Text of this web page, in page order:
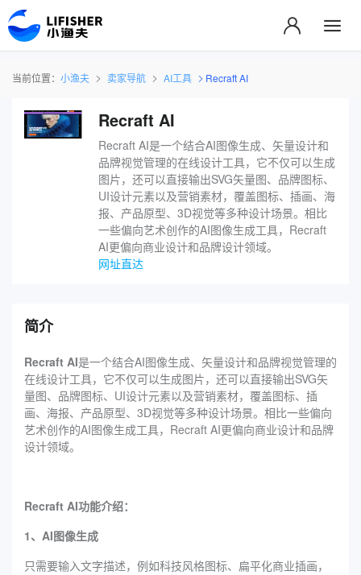
当前位置： 小渔夫 卖家导航 AI工具 Recraft AI
Recraft AI
Recraft AI是一个结合AI图像生成、矢量设计和
品牌视觉管理的在线设计工具，它不仅可以生成
图片，还可以直接输出SVG矢量图、品牌图标、
UI设计元素以及营销素材，覆盖图标、插画、海
报、产品原型、3D视觉等多种设计场景。相比
一些偏向艺术创作的AI图像生成工具，Recraft
AI更偏向商业设计和品牌设计领域。
网址直达
简介
Recraft AI是一个结合AI图像生成、矢量设计和品牌视觉管理的
在线设计工具，它不仅可以生成图片，还可以直接输出SVG矢
量图、品牌图标、UI设计元素以及营销素材，覆盖图标、插
画、海报、产品原型、3D视觉等多种设计场景。相比一些偏向
艺术创作的AI图像生成工具，Recraft AI更偏向商业设计和品牌
设计领域。
Recraft AI功能介绍：
1、AI图像生成
只需要输入文字描述，例如科技风格图标、扁平化商业插画，